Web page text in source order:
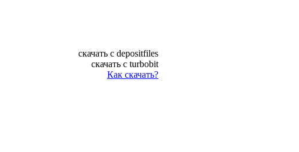
скачать с depositfiles
скачать с turbobit
Как скачать?